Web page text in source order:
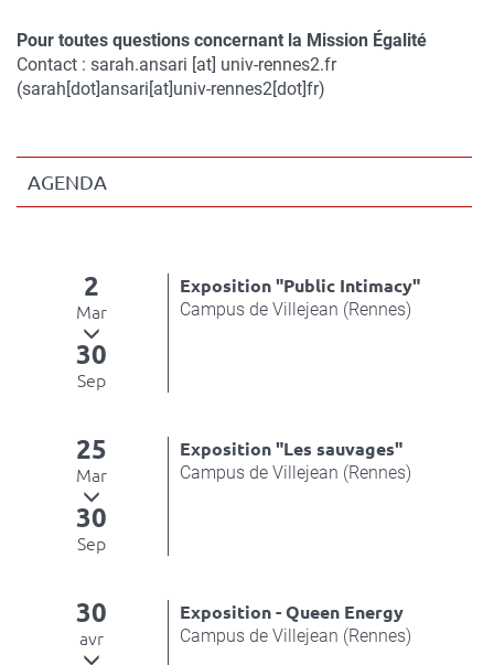
Pour toutes questions concernant la Mission Égalité
Contact : sarah.ansari [at] univ-rennes2.fr
(sarah[dot]ansari[at]univ-rennes2[dot]fr)
AGENDA
2
Mar
30
Sep
Exposition "Public Intimacy"
Campus de Villejean (Rennes)
25
Mar
30
Sep
Exposition "Les sauvages"
Campus de Villejean (Rennes)
30
avr
Exposition - Queen Energy
Campus de Villejean (Rennes)